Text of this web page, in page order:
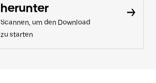
herunter
Scannen, um den Download
zu starten